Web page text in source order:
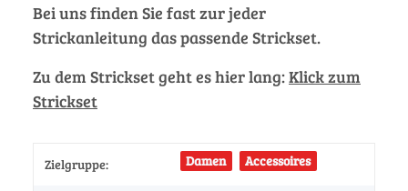
Bei uns finden Sie fast zur jeder
Strickanleitung das passende Strickset.
Zu dem Strickset geht es hier lang:Klick zum
Strickset
Zielgruppe: Damen Accessoires